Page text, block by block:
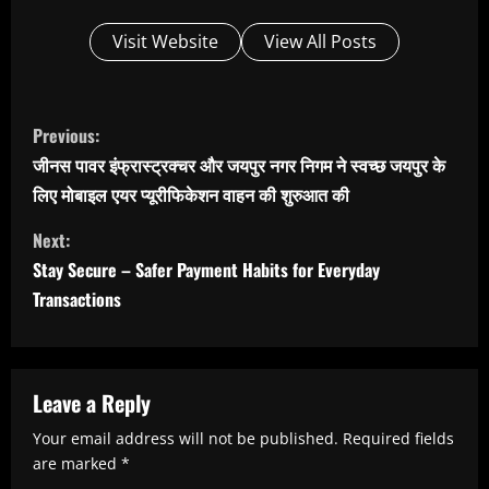
Visit Website View All Posts
C
o
n
t
i
n
R
e
Previous:
जीनस पावर इंफ्रास्ट्रक्चर और जयपुर नगर निगम ने स्वच्छ जयपुर के
लिए मोबाइल एयर प्यूरीफिकेशन वाहन की शुरुआत की
Next:
Stay Secure – Safer Payment Habits for Everyday
Transactions
Leave a Reply
Your email address will not be published. Required fields
are marked *